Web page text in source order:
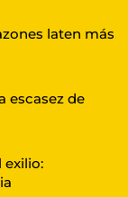
laten más
escasez de
exilio: